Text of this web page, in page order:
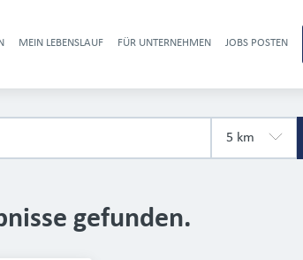
MEIN LEBENSLAUF FÜR UNTERNEHMEN JOBS POSTEN
gefunden.